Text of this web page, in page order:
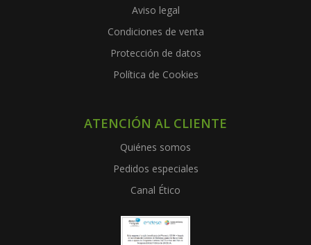
Aviso legal
Condiciones de venta
Protección de datos
Política de Cookies
ATENCIÓN AL CLIENTE
Quiénes somos
Pedidos especiales
Canal Ético